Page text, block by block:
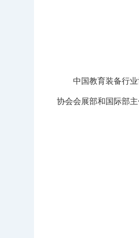
中国教育装备行业协
协会会展部和国际部